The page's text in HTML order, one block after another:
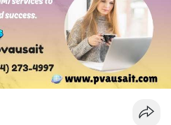
#lenhmuasol